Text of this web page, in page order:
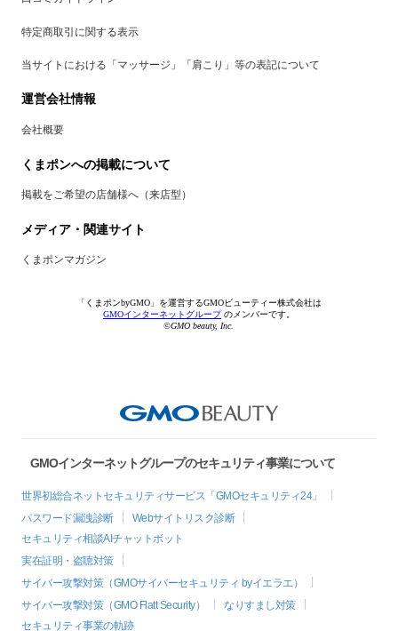
特定商取引に関する表示
当サイトにおける「マッサージ」「肩こり」等の表記について
運営会社情報
会社概要
くまポンへの掲載について
掲載をご希望の店舗様へ（来店型）
メディア・関連サイト
くまポンマガジン
「くまポンbyGMO」を運営するGMOビューティー株式会社は
GMOインターネットグループのメンバーです。
©GMO beauty, Inc.
GMOインターネットグループのセキュリティ事業について
世界初総合ネットセキュリティサービス「GMOセキュリティ24」
パスワード漏洩診断
Webサイトリスク診断
セキュリティ相談AIチャットボット
実在証明・盗聴対策
サイバー攻撃対策（GMOサイバーセキュリティ byイエラエ）
サイバー攻撃対策（GMO Flatt Security）
なりすまし対策
セキュリティ事業の軌跡